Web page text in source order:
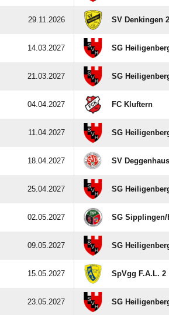
29.11.2026 SV Denkingen 2
14.03.2027 SG
21.03.2027 SG
04.04.2027 FC Kluftern
11.04.2027 SG
18.04.2027 SV
25.04.2027 SG
02.05.2027 SG
09.05.2027 SG
15.05.2027 SpVgg F.A.L. 2
23.05.2027 SG